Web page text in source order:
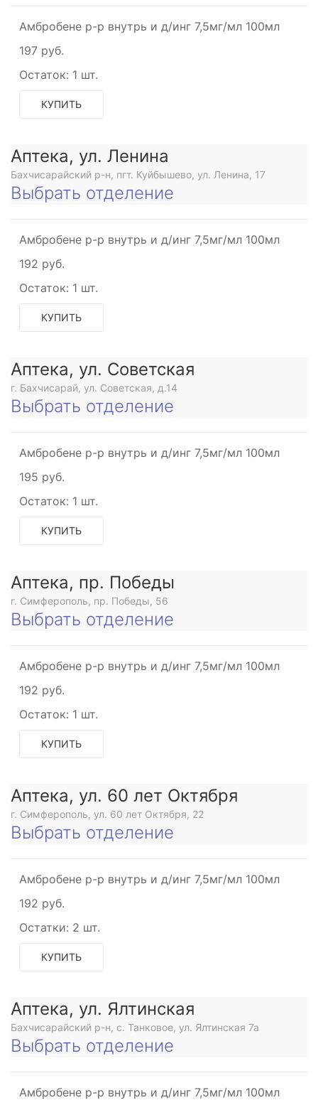
Амбробене р-р внутрь и д/инг 7,5мг/мл 100мл
197 руб.
Остаток: 1 шт.
КУПИТЬ
Аптека, ул. Ленина
Бахчисарайский р-н, пгт. Куйбышево, ул. Ленина, 17
Выбрать отделение
Амбробене р-р внутрь и д/инг 7,5мг/мл 100мл
192 руб.
Остаток: 1 шт.
КУПИТЬ
Аптека, ул. Советская
г. Бахчисарай, ул. Советская, д.14
Выбрать отделение
Амбробене р-р внутрь и д/инг 7,5мг/мл 100мл
195 руб.
Остаток: 1 шт.
КУПИТЬ
Аптека, пр. Победы
г. Симферополь, пр. Победы, 56
Выбрать отделение
Амбробене р-р внутрь и д/инг 7,5мг/мл 100мл
192 руб.
Остаток: 1 шт.
КУПИТЬ
Аптека, ул. 60 лет Октября
г. Симферополь, ул. 60 лет Октября, 22
Выбрать отделение
Амбробене р-р внутрь и д/инг 7,5мг/мл 100мл
192 руб.
Остатки: 2 шт.
КУПИТЬ
Аптека, ул. Ялтинская
Бахчисарайский р-н, с. Танковое, ул. Ялтинская 7а
Выбрать отделение
Амбробене р-р внутрь и д/инг 7,5мг/мл 100мл